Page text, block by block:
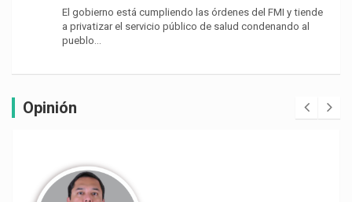
El gobierno está cumpliendo las órdenes del FMI y tiende
a privatizar el servicio público de salud condenando al
pueblo…
Opinión